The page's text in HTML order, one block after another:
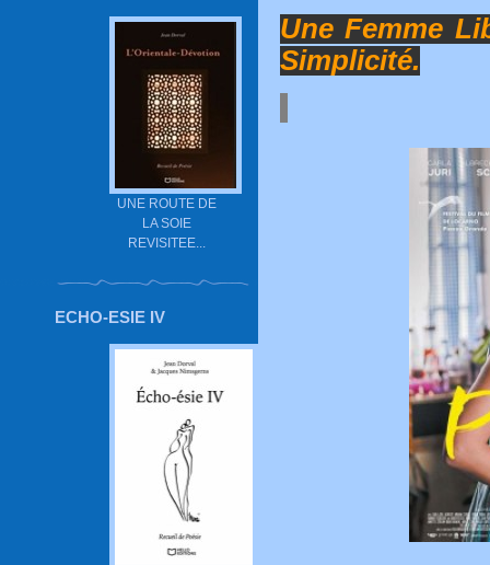
UNE ROUTE DE
LA SOIE
REVISITEE...
ECHO-ESIE IV
Une Femme
Simplicité.